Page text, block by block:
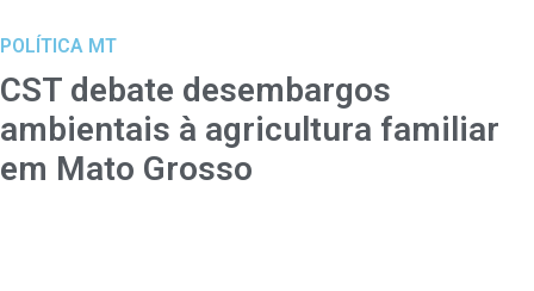
POLÍTICA MT
CST debate desembargos
ambientais à agricultura familiar
em Mato Grosso